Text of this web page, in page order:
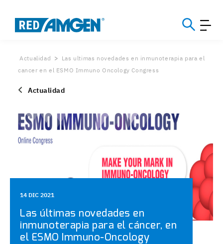
Actualidad
Las ultimas novedades en inmunoterapia para el
cancer en el ESMO Immuno Oncology Congress
Actualidad
14 DIC 2021
Las últimas novedades en
inmunoterapia para el cáncer, en
el ESMO Immuno-Oncology